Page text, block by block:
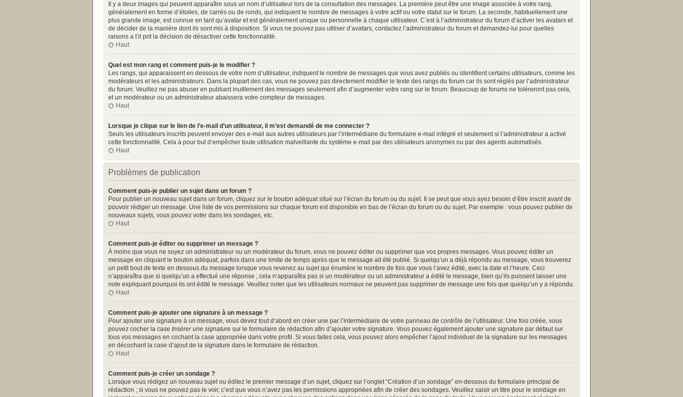
Il y a deux images qui peuvent apparaître sous un nom d’utilisateur lors de la consultation des messages. La première peut être une image associée à votre rang,
généralement en forme d’étoiles, de carrés ou de ronds, qui indiquent le nombre de messages à votre actif ou votre statut sur le forum. La seconde, habituellement une
plus grande image, est connue en tant qu’avatar et est généralement unique ou personnelle à chaque utilisateur. C’est à l’administrateur du forum d’activer les avatars et
de décider de la manière dont ils sont mis à disposition. Si vous ne pouvez pas utiliser d’avatars, contactez l’administrateur du forum et demandez-lui pour quelles
raisons a t’il prit la décision de désactiver cette fonctionnalité.
Haut
Quel est mon rang et comment puis-je le modifier ?
Les rangs, qui apparaissent en dessous de votre nom d’utilisateur, indiquent le nombre de messages que vous avez publiés ou identifient certains utilisateurs, comme les
modérateurs et les administrateurs. Dans la plupart des cas, vous ne pouvez pas directement modifier le texte des rangs du forum car ils sont réglés par l’administrateur
du forum. Veuillez ne pas abuser en publiant inutilement des messages seulement afin d’augmenter votre rang sur le forum. Beaucoup de forums ne toléreront pas cela,
et un modérateur ou un administrateur abaissera votre compteur de messages.
Haut
Lorsque je clique sur le lien de l’e-mail d’un utilisateur, il m’est demandé de me connecter ?
Seuls les utilisateurs inscrits peuvent envoyer des e-mail aux autres utilisateurs par l’intermédiaire du formulaire e-mail intégré et seulement si l’administrateur a activé
cette fonctionnalité. Cela à pour but d’empêcher toute utilisation malveillante du système e-mail par des utilisateurs anonymes ou par des agents automatisés.
Haut
Problèmes de publication
Comment puis-je publier un sujet dans un forum ?
Pour publier un nouveau sujet dans un forum, cliquez sur le bouton adéquat situé sur l’écran du forum ou du sujet. Il se peut que vous ayez besoin d’être inscrit avant de
pouvoir rédiger un message. Une liste de vos permissions sur chaque forum est disponible en bas de l’écran du forum ou du sujet. Par exemple : vous pouvez publier de
nouveaux sujets, vous pouvez voter dans les sondages, etc.
Haut
Comment puis-je éditer ou supprimer un message ?
À moins que vous ne soyez un administrateur ou un modérateur du forum, vous ne pouvez éditer ou supprimer que vos propres messages. Vous pouvez éditer un
message en cliquant le bouton adéquat, parfois dans une limite de temps après que le message ait été publié. Si quelqu’un a déjà répondu au message, vous trouverez
un petit bout de texte en dessous du message lorsque vous revenez au sujet qui énumère le nombre de fois que vous l’avez édité, avec la date et l’heure. Ceci
n’apparaîtra que si quelqu’un a effectué une réponse ; cela n’apparaîtra pas si un modérateur ou un administrateur a édité le message, bien qu’ils puissent laisser une
note expliquant pourquoi ils ont édité le message. Veuillez noter que les utilisateurs normaux ne peuvent pas supprimer de message une fois que quelqu’un y a répondu.
Haut
Comment puis-je ajouter une signature à un message ?
Pour ajouter une signature à un message, vous devez tout d’abord en créer une par l’intermédiaire de votre panneau de contrôle de l’utilisateur. Une fois créée, vous
pouvez cocher la case Insérer une signature sur le formulaire de rédaction afin d’ajouter votre signature. Vous pouvez également ajouter une signature par défaut sur
tous vos messages en cochant la case appropriée dans votre profil. Si vous faites cela, vous pouvez alors empêcher l’ajout individuel de la signature sur les messages
en décochant la case d’ajout de la signature dans le formulaire de rédaction.
Haut
Comment puis-je créer un sondage ?
Lorsque vous rédigez un nouveau sujet ou éditez le premier message d’un sujet, cliquez sur l’onglet “Création d’un sondage” en-dessous du formulaire principal de
rédaction ; si vous ne pouvez pas le voir, c’est que vous n’avez pas les permissions appropriées afin de créer des sondages. Veuillez saisir un titre pour le sondage en